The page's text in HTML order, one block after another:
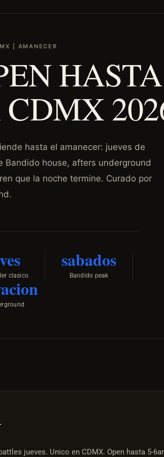
| AMANECER
HASTA
hasta el amanecer: jueves de
Bandido house, afters underground
que la noche termine. Curado por
clasico
sabados
Bandido peak
jueves. Unico en CDMX. Open hasta 5-